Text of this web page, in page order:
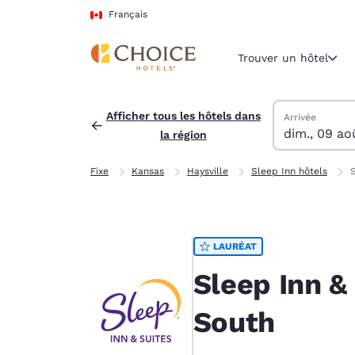
Passer à Contenu Principal
Français
Région et
Français
Trouver un hôtel
Afficher tous les hôtels dans
la région
Trouver des
dimanche 9
Arrivée
dim., 09
lundi 10 août
Date de
Date
Fixe Kansas Haysville Sleep Inn hôtels
LAURÉAT
Sleep Inn
South